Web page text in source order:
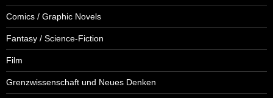
Comics / Graphic Novels
Fantasy / Science-Fiction
Film
Grenzwissenschaft und Neues Denken